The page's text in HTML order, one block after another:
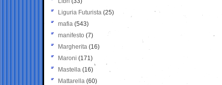
Liguria Futurista (25)
mafia (543)
manifesto (7)
Margherita (16)
Maroni (171)
Mastella (16)
Mattarella (60)